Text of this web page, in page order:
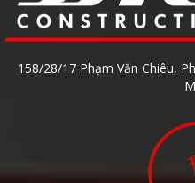
158/28/17 Phạm Văn Chiêu,